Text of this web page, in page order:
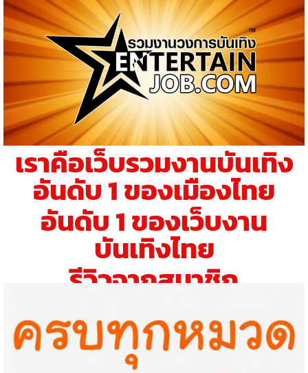
เราคือเว็บรวมงานบันเทิง
อันดับ 1 ของเมืองไทย
อันดับ 1 ของเว็บงาน
บันเทิงไทย
รีวิวจากสมาชิก